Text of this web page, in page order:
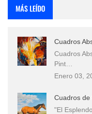
MÁS LEÍDO
Cuadros
Cuadros
Pint…
Enero 03,
Cuadros de
"El